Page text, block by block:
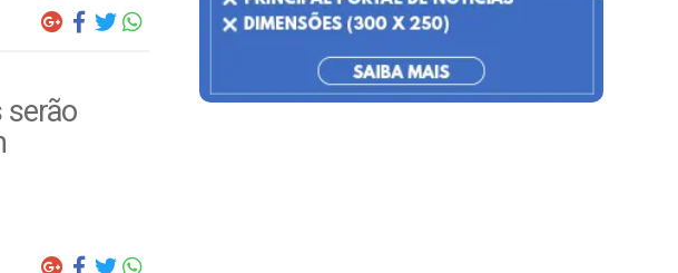
serão